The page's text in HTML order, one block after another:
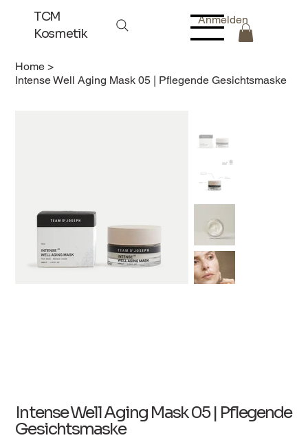
TCM
Kosmetik
Anmelden
Home >
Intense Well Aging Mask 05 | Pflegende Gesichtsmaske
Intense Well Aging Mask 05 | Pflegende
Gesichtsmaske